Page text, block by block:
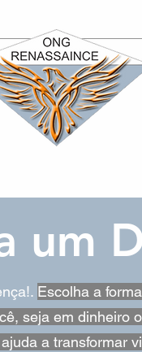
um
Escolha a
seja em dinheiro
a transformar